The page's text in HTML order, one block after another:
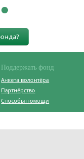
Поддержать фонд
Анкета волонтёра
Партнёрство
Способы помощи